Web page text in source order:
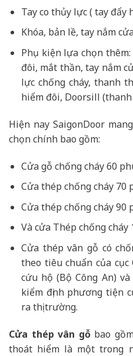
Tay co thủy lực ( tay đẩy
Khóa, bản lề, tay nắm
Phụ kiện lựa chọn
đôi, mắt thần, tay nắm
lực chống cháy, thanh
hiểm đôi, Doorsill
Hiện nay SaigonDoor
chọn chính bao gồm:
Cửa gỗ chống cháy 60
Cửa thép chống cháy 70
Cửa thép chống cháy 90
Và cửa Thép chống cháy
Cửa thép vân gỗ có
theo tiêu chuẩn của cục
cứu hộ (Bộ Công An)
kiểm định phương tiện
ra thị trường.
Cửa thép vân gỗbao
thoát hiểm là một trong